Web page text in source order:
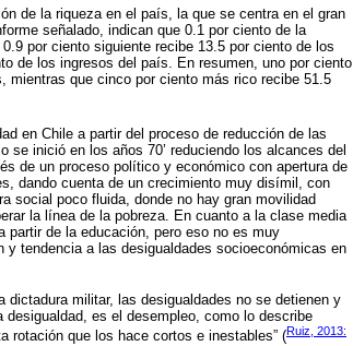
de la riqueza en el país, la que se centra en el gran
señalado, indican que 0.1 por ciento de la
por ciento siguiente recibe 13.5 por ciento de los
de los ingresos del país. En resumen, uno por ciento
mientras que cinco por ciento más rico recibe 51.5
en Chile a partir del proceso de reducción de las
inició en los años 70’ reduciendo los alcances del
de un proceso político y económico con apertura de
dando cuenta de un crecimiento muy disímil, con
social poco fluida, donde no hay gran movilidad
la línea de la pobreza. En cuanto a la clase media
de la educación, pero eso no es muy
tendencia a las desigualdades socioeconómicas en
dictadura militar, las desigualdades no se detienen y
es el desempleo, como lo describe
rotación que los hace cortos e inestables” (Ruiz, 2013: